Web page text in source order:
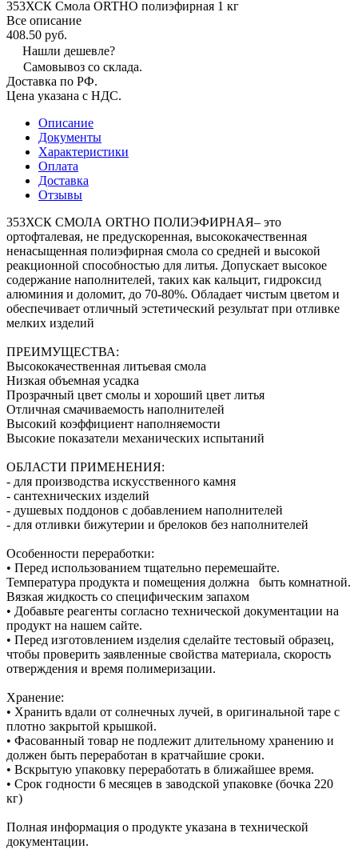
353ХСК Смола ORTHO полиэфирная 1 кг
Все описание
408.50 руб.
Нашли дешевле?
Самовывоз со склада.
Доставка по РФ.
Цена указана с НДС.
Описание
Документы
Характеристики
Оплата
Доставка
Отзывы
353ХСК СМОЛА ORTHO ПОЛИЭФИРНАЯ– это
ортофталевая, не предускоренная, высококачественная
ненасыщенная полиэфирная смола со средней и высокой
реакционной способностью для литья. Допускает высокое
содержание наполнителей, таких как кальцит, гидроксид
алюминия и доломит, до 70-80%. Обладает чистым цветом и
обеспечивает отличный эстетический результат при отливке
мелких изделий
ПРЕИМУЩЕСТВА:
Высококачественная литьевая смола
Низкая объемная усадка
Прозрачный цвет смолы и хороший цвет литья
Отличная смачиваемость наполнителей
Высокий коэффициент наполняемости
Высокие показатели механических испытаний
ОБЛАСТИ ПРИМЕНЕНИЯ:
- для производства искусственного камня
- сантехнических изделий
- душевых поддонов с добавлением наполнителей
- для отливки бижутерии и брелоков без наполнителей
Особенности переработки:
• Перед использованием тщательно перемешайте.
Температура продукта и помещения должна быть комнатной.
Вязкая жидкость со специфическим запахом
• Добавьте реагенты согласно технической документации на
продукт на нашем сайте.
• Перед изготовлением изделия сделайте тестовый образец,
чтобы проверить заявленные свойства материала, скорость
отверждения и время полимеризации.
Хранение:
• Хранить вдали от солнечных лучей, в оригинальной таре с
плотно закрытой крышкой.
• Фасованный товар не подлежит длительному хранению и
должен быть переработан в кратчайшие сроки.
• Вскрытую упаковку переработать в ближайшее время.
• Срок годности 6 месяцев в заводской упаковке (бочка 220
кг)
Полная информация о продукте указана в технической
документации.